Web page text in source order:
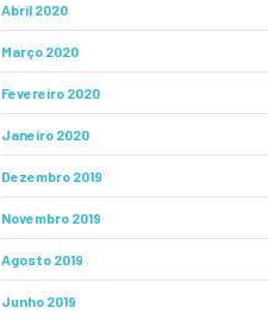
Abril 2020
Março 2020
Fevereiro 2020
Janeiro 2020
Dezembro 2019
Novembro 2019
Agosto 2019
Junho 2019